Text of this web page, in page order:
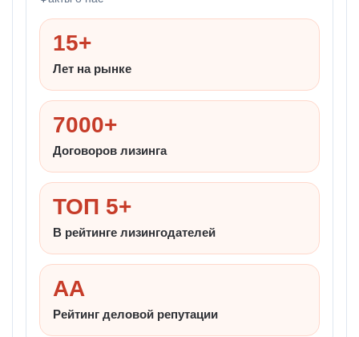
15+
Лет на рынке
7000+
Договоров лизинга
ТОП 5+
В рейтинге лизингодателей
AA
Рейтинг деловой репутации